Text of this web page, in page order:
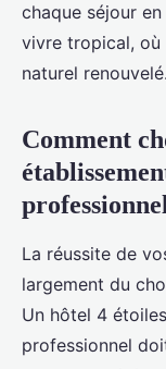
chaque séjour
vivre tropical, où
naturel renouvelé.
Comment
La réussite de
largement du
Un hôtel 4
professionnel